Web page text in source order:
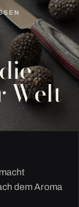
Welt
dem Aroma